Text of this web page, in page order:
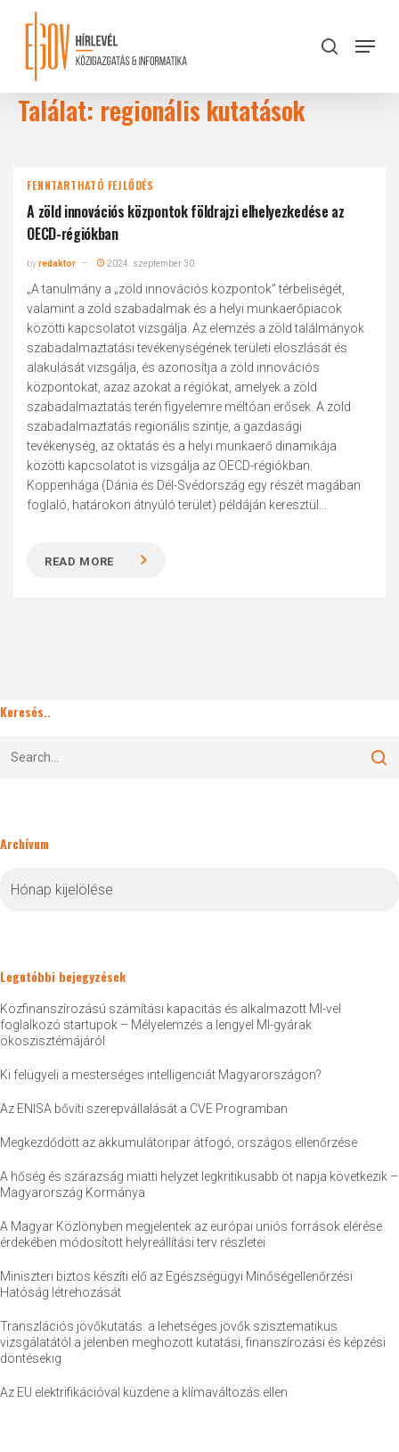
content
search
Menu
Találat: regionális kutatások
FENNTARTHATÓ FEJLŐDÉS
A zöld innovációs központok földrajzi elhelyezkedése az
OECD-régiókban
byredaktor 2024. szeptember 30.
„A tanulmány a „zöld innovációs központok” térbeliségét,
valamint a zöld szabadalmak és a helyi munkaerőpiacok
közötti kapcsolatot vizsgálja. Az elemzés a zöld találmányok
szabadalmaztatási tevékenységének területi eloszlását és
alakulását vizsgálja, és azonosítja a zöld innovációs
központokat, azaz azokat a régiókat, amelyek a zöld
szabadalmaztatás terén figyelemre méltóan erősek. A zöld
szabadalmaztatás regionális szintje, a gazdasági
tevékenység, az oktatás és a helyi munkaerő dinamikája
közötti kapcsolatot is vizsgálja az OECD-régiókban.
Koppenhága (Dánia és Dél-Svédország egy részét magában
foglaló, határokon átnyúló terület) példáján keresztül...
READ MORE
Keresés..
Archívum
Legutóbbi bejegyzések
Közfinanszírozású számítási kapacitás és alkalmazott MI-vel
foglalkozó startupok – Mélyelemzés a lengyel MI-gyárak
ökoszisztémájáról
Ki felügyeli a mesterséges intelligenciát Magyarországon?
Az ENISA bővíti szerepvállalását a CVE Programban
Megkezdődött az akkumulátoripar átfogó, országos ellenőrzése
A hőség és szárazság miatti helyzet legkritikusabb öt napja következik –
Magyarország Kormánya
A Magyar Közlönyben megjelentek az európai uniós források elérése
érdekében módosított helyreállítási terv részletei
Miniszteri biztos készíti elő az Egészségügyi Minőségellenőrzési
Hatóság létrehozását
Transzlációs jövőkutatás: a lehetséges jövők szisztematikus
vizsgálatától a jelenben meghozott kutatási, finanszírozási és képzési
döntésekig
Az EU elektrifikációval küzdene a klímaváltozás ellen
Close